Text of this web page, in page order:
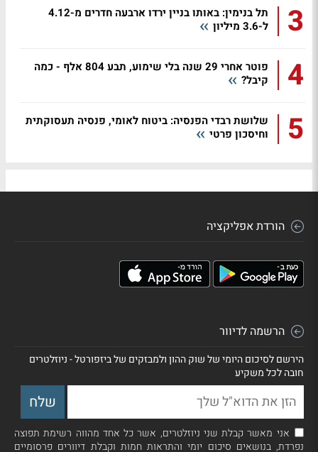
3
תל בנימין: באותו בניין ירדו ארבעה חדרים מ-4.12
ל-3.6 מיליון
4
פוטר אחרי 29 שנה בלי שימוע, תבע 804 אלף - כמה
קיבל?
5
שלושת רבדי הפנסיה: ביטוח לאומי, פנסיה תעסוקתית
וחיסכון פרטי
הורדת אפליקציה
הרשמה לדיוור
הירשם לסיכום היומי של שוק ההון ולמבזקים של ביזפורטל - ניוזלטרים
חובה לכל משקיע
אני מאשר קבלת שני ניוזלטרים, אשר כל אחד מהווה רשימת תפוצה
נפרדת, בנושאים סיכום יומי והתראות חמות וקבלת דיוורים פרסומיים